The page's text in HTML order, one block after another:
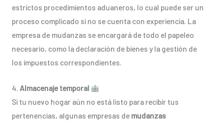
estrictos procedimientos aduaneros, lo cual puede ser un
proceso complicado si no se cuenta con experiencia. La
empresa de mudanzas se encargará de todo el papeleo
necesario, como la declaración de bienes y la gestión de
los impuestos correspondientes.
4. Almacenaje temporal
Si tu nuevo hogar aún no está listo para recibir tus
pertenencias, algunas empresas de mudanzas